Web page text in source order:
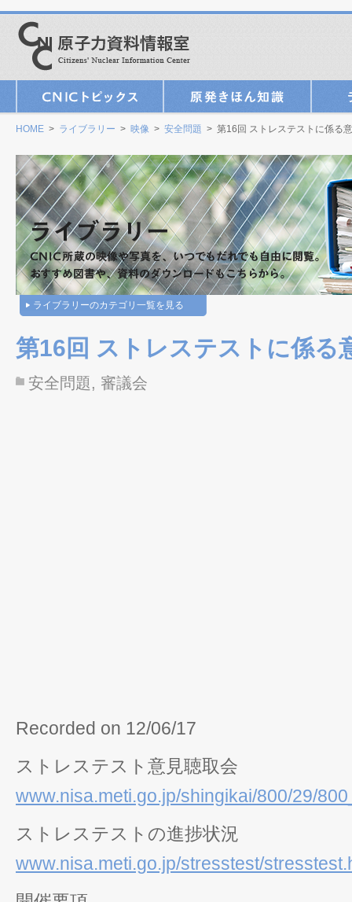
HOME > ライブラリー > 映像 > 安全問題 > 第16回 ストレステストに係る
ライブラリーのカテゴリ一覧を見る
第16回 ストレステストに係る
安全問題, 審議会
Recorded on 12/06/17
ストレステスト意見聴取会
www.nisa.meti.go.jp/shingikai/800/29/
ストレステストの進捗状況
www.nisa.meti.go.jp/stresstest/